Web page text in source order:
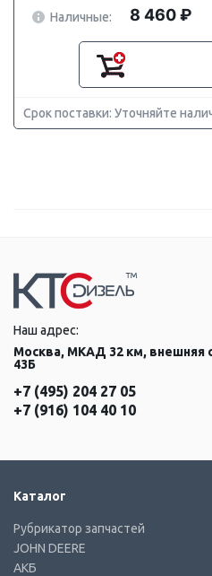
Наличные:
8 460 ₽
Срок поставки: Уточняйте
Наш адрес:
Москва, МКАД 32 км, внешняя
43Б
+7 (495) 204 27 05
+7 (916) 104 40 10
Каталог
Рубрикатор запчастей
JOHN DEERE
АКБ